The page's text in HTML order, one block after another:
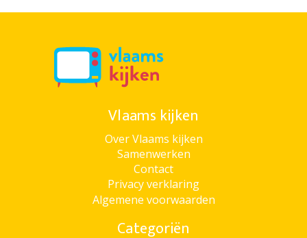
Vlaams kijken
Over Vlaams kijken
Samenwerken
Contact
Privacy verklaring
Algemene voorwaarden
Categoriën